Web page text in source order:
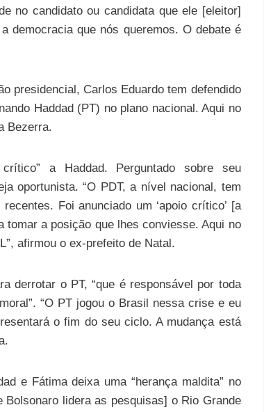
no candidato ou candidata que ele [eleitor]
democracia que nós queremos. O debate é
presidencial, Carlos Eduardo tem defendido
Haddad (PT) no plano nacional. Aqui no
Bezerra.
a Haddad. Perguntado sobre seu
oportunista. “O PDT, a nível nacional, tem
Foi anunciado um ‘apoio crítico’ [a
a posição que lhes conviesse. Aqui no
afirmou o ex-prefeito de Natal.
derrotar o PT, “que é responsável por toda
“O PT jogou o Brasil nessa crise e eu
o fim do seu ciclo. A mudança está
e Fátima deixa uma “herança maldita” no
lidera as pesquisas] o Rio Grande